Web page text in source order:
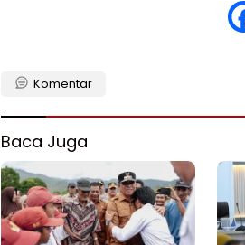
Komentar
Baca Juga